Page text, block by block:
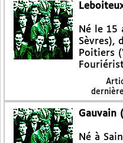
Né le 15
Sèvres),
Poitiers
Gauvain
Né à